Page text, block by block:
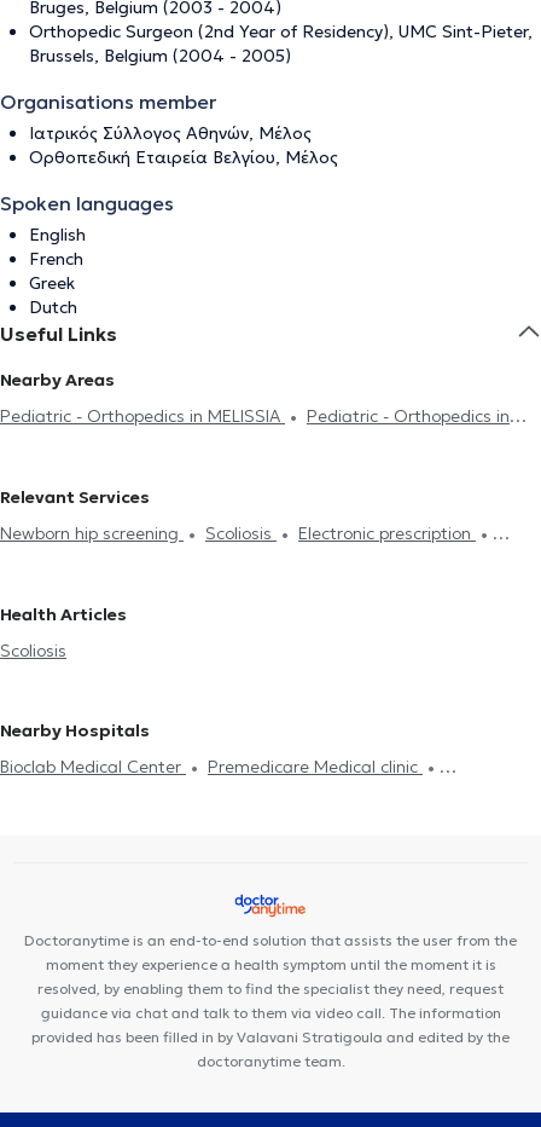
Bruges, Belgium (2003 - 2004)
Orthopedic Surgeon (2nd Year of Residency), UMC Sint-Pieter,
Brussels, Belgium (2004 - 2005)
Organisations member
Ιατρικός Σύλλογος Αθηνών, Μέλος
Ορθοπεδική Εταιρεία Βελγίου, Μέλος
Spoken languages
English
French
Greek
Dutch
Useful Links
Nearby Areas
Pediatric - Orthopedics in MELISSIA
Pediatric - Orthopedics in
Orthopedics in AMPELOKIPOI
Relevant Services
Newborn hip screening
Scoliosis
Electronic prescription
Health Articles
Scoliosis
Nearby Hospitals
Bioclab Medical Center
Premedicare Medical clinic
Doctoranytime is an end-to-end solution that assists the user from the
moment they experience a health symptom until the moment it is
resolved, by enabling them to find the specialist they need, request
guidance via chat and talk to them via video call. The information
provided has been filled in by Valavani Stratigoula and edited by the
doctoranytime team.